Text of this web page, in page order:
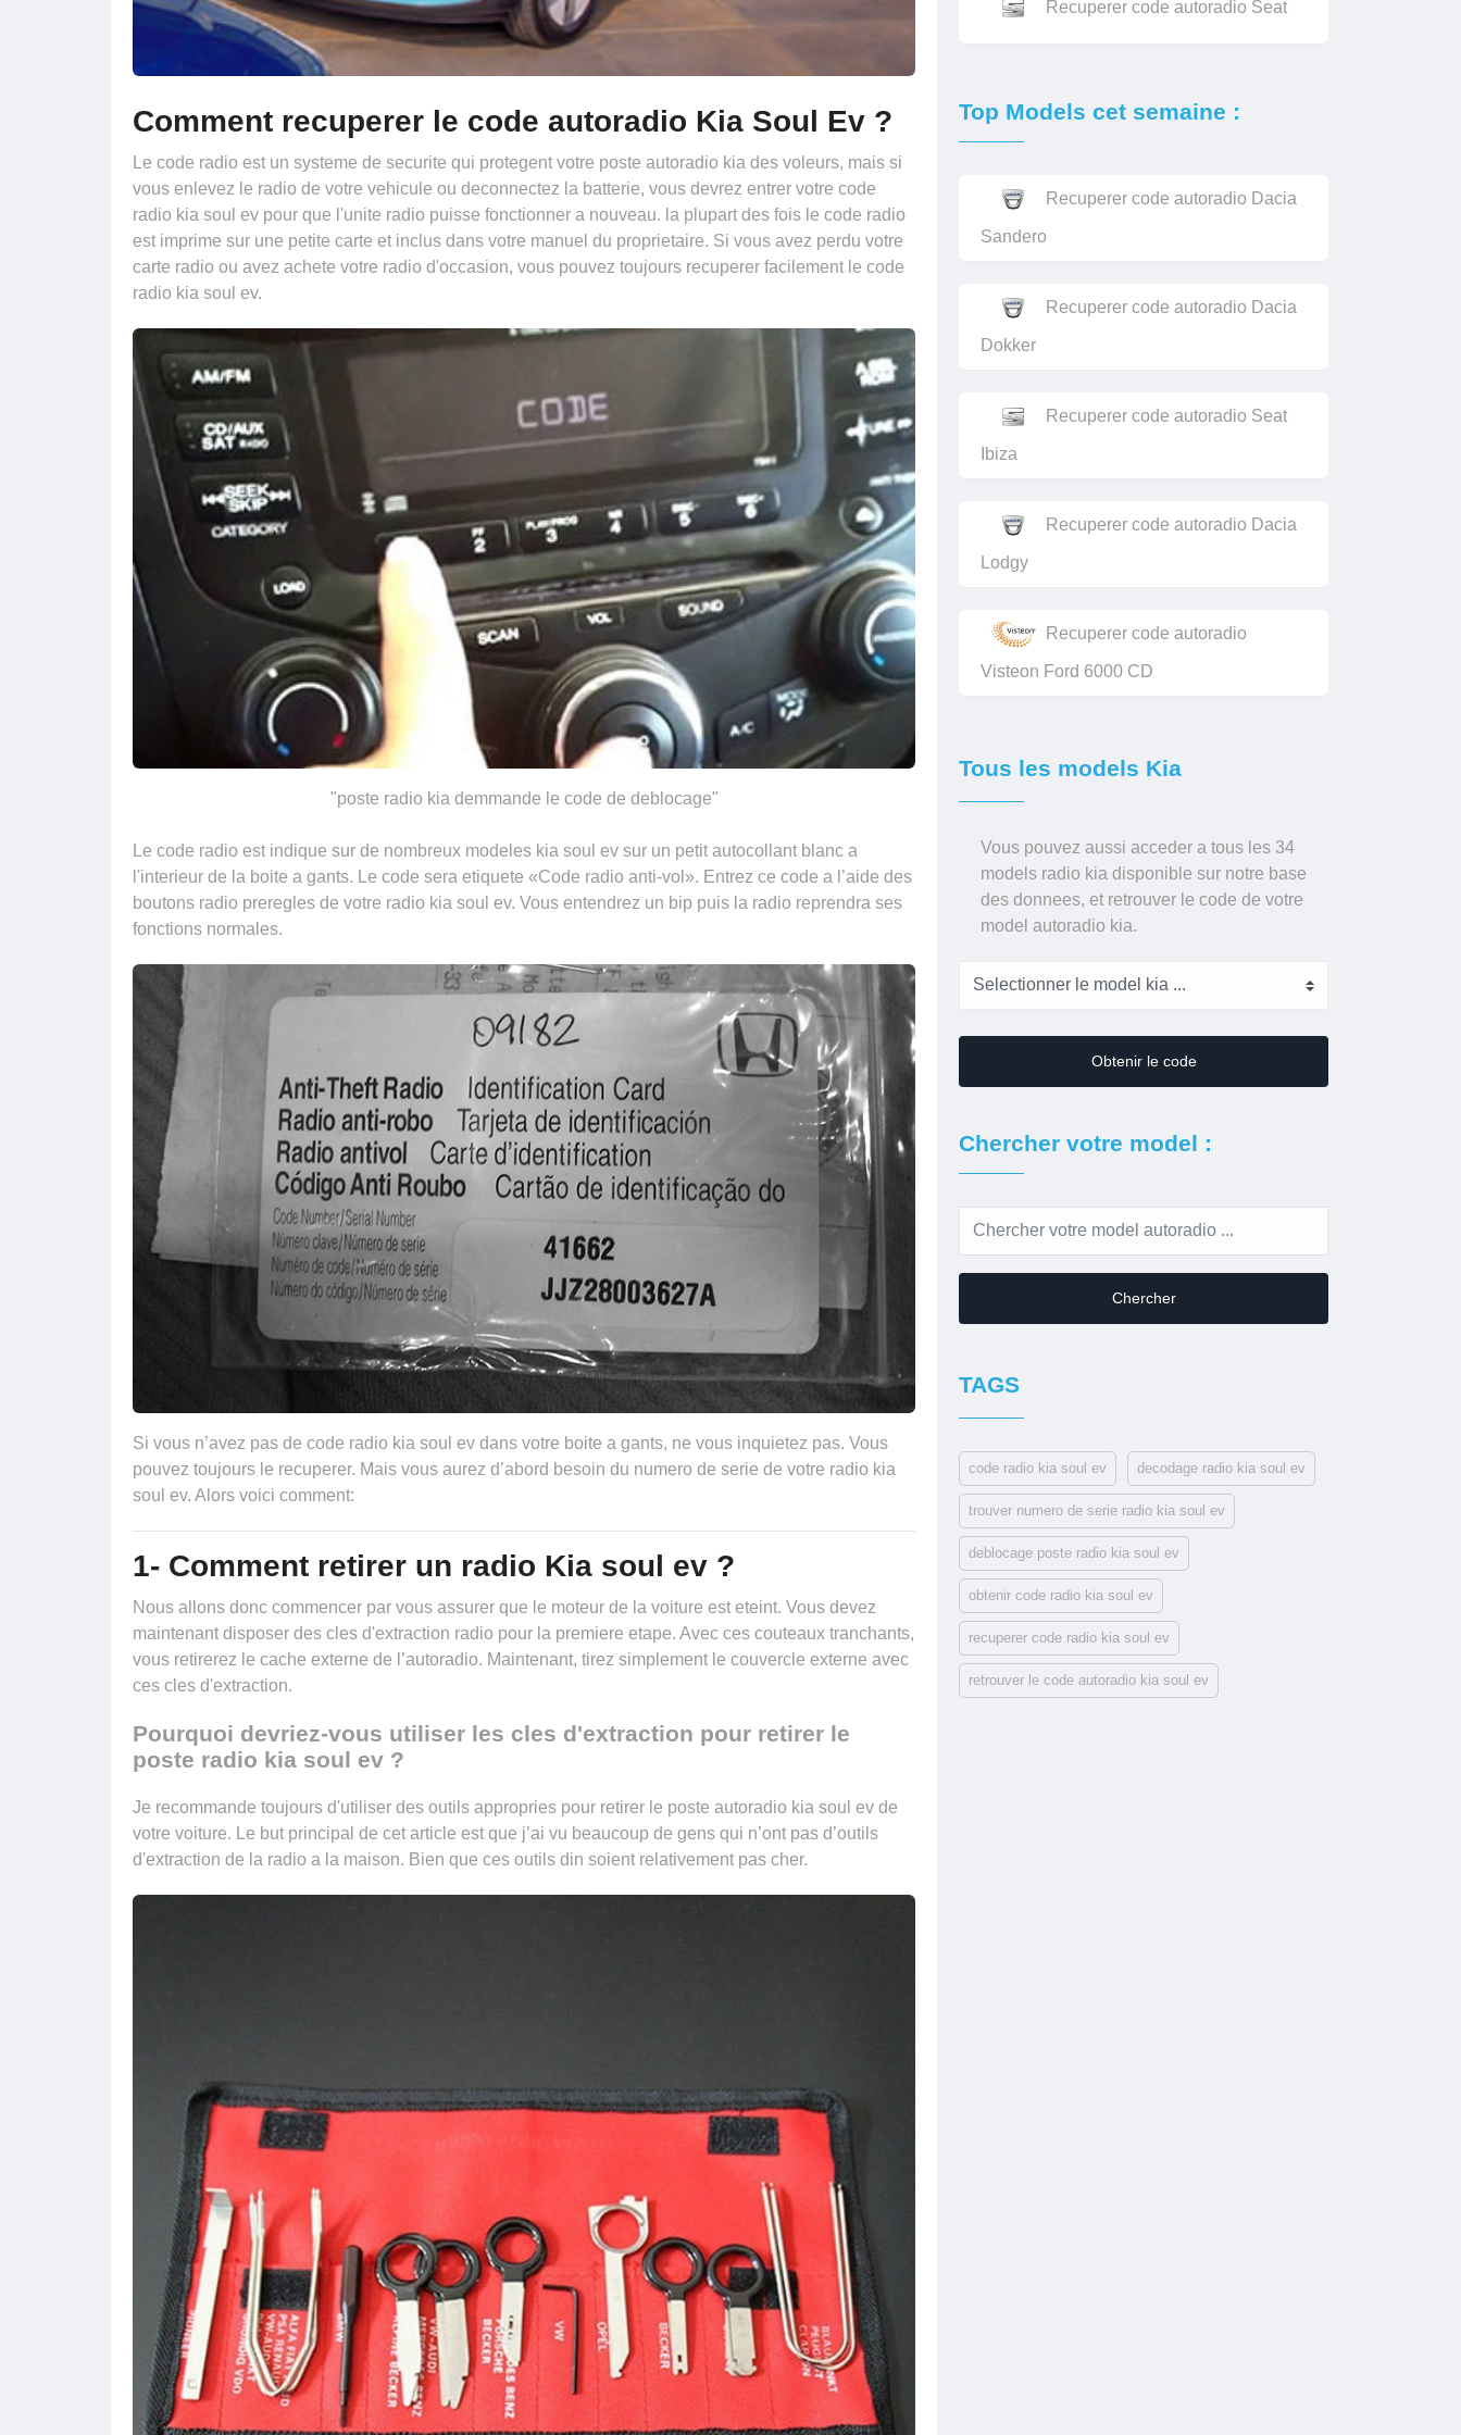
Comment recuperer le code autoradio Kia Soul Ev ?
Le code radio est un systeme de securite qui protegent votre poste autoradio kia des voleurs, mais si
vous enlevez le radio de votre vehicule ou deconnectez la batterie, vous devrez entrer votre code
radio kia soul ev pour que l'unite radio puisse fonctionner a nouveau. la plupart des fois le code radio
est imprime sur une petite carte et inclus dans votre manuel du proprietaire. Si vous avez perdu votre
carte radio ou avez achete votre radio d'occasion, vous pouvez toujours recuperer facilement le code
radio kia soul ev.
"poste radio kia demmande le code de deblocage"
Le code radio est indique sur de nombreux modeles kia soul ev sur un petit autocollant blanc a
l'interieur de la boite a gants. Le code sera etiquete «Code radio anti-vol». Entrez ce code a l’aide des
boutons radio preregles de votre radio kia soul ev. Vous entendrez un bip puis la radio reprendra ses
fonctions normales.
Si vous n’avez pas de code radio kia soul ev dans votre boite a gants, ne vous inquietez pas. Vous
pouvez toujours le recuperer. Mais vous aurez d’abord besoin du numero de serie de votre radio kia
soul ev. Alors voici comment:
1- Comment retirer un radio Kia soul ev ?
Nous allons donc commencer par vous assurer que le moteur de la voiture est eteint. Vous devez
maintenant disposer des cles d'extraction radio pour la premiere etape. Avec ces couteaux tranchants,
vous retirerez le cache externe de l’autoradio. Maintenant, tirez simplement le couvercle externe avec
ces cles d'extraction.
Pourquoi devriez-vous utiliser les cles d'extraction pour retirer le
poste radio kia soul ev ?
Je recommande toujours d'utiliser des outils appropries pour retirer le poste autoradio kia soul ev de
votre voiture. Le but principal de cet article est que j’ai vu beaucoup de gens qui n’ont pas d’outils
d'extraction de la radio a la maison. Bien que ces outils din soient relativement pas cher.
Recuperer code autoradio Seat
Top Models cet semaine :
Recuperer code autoradio Dacia
Sandero
Recuperer code autoradio Dacia
Dokker
Recuperer code autoradio Seat
Ibiza
Recuperer code autoradio Dacia
Lodgy
Recuperer code autoradio
Visteon Ford 6000 CD
Tous les models Kia
Vous pouvez aussi acceder a tous les 34
models radio kia disponible sur notre base
des donnees, et retrouver le code de votre
model autoradio kia.
Obtenir le code
Chercher votre model :
Chercher
TAGS
code radio kia soul ev decodage radio kia soul ev
trouver numero de serie radio kia soul ev
deblocage poste radio kia soul ev
obtenir code radio kia soul ev
recuperer code radio kia soul ev
retrouver le code autoradio kia soul ev